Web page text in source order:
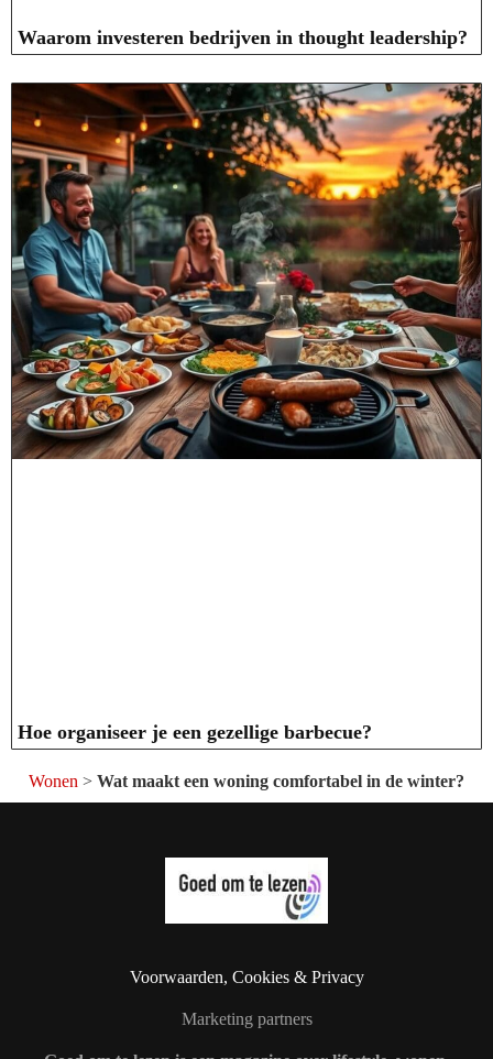
Waarom investeren bedrijven in thought leadership?
Hoe organiseer je een gezellige barbecue?
Wonen > Wat maakt een woning comfortabel in de winter?
Voorwaarden, Cookies & Privacy
Marketing partners